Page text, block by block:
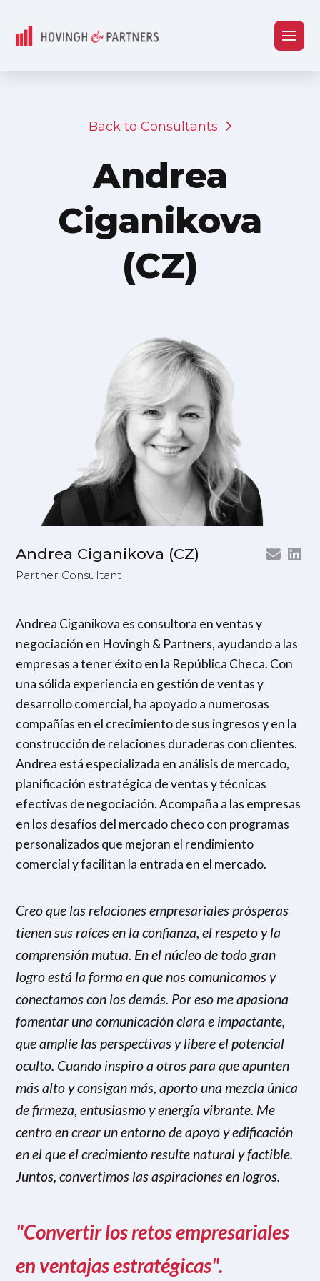
Back to Consultants
Andrea
Ciganikova
(CZ)
Andrea Ciganikova (CZ)
Partner Consultant
Andrea Ciganikova es consultora en ventas y
negociación en Hovingh & Partners, ayudando a las
empresas a tener éxito en la República Checa. Con
una sólida experiencia en gestión de ventas y
desarrollo comercial, ha apoyado a numerosas
compañías en el crecimiento de sus ingresos y en la
construcción de relaciones duraderas con clientes.
Andrea está especializada en análisis de mercado,
planificación estratégica de ventas y técnicas
efectivas de negociación. Acompaña a las empresas
en los desafíos del mercado checo con programas
personalizados que mejoran el rendimiento
comercial y facilitan la entrada en el mercado.
Creo que las relaciones empresariales prósperas
tienen sus raíces en la confianza, el respeto y la
comprensión mutua. En el núcleo de todo gran
logro está la forma en que nos comunicamos y
conectamos con los demás. Por eso me apasiona
fomentar una comunicación clara e impactante,
que amplíe las perspectivas y libere el potencial
oculto. Cuando inspiro a otros para que apunten
más alto y consigan más, aporto una mezcla única
de firmeza, entusiasmo y energía vibrante. Me
centro en crear un entorno de apoyo y edificación
en el que el crecimiento resulte natural y factible.
Juntos, convertimos las aspiraciones en logros.
"Convertir los retos empresariales
en ventajas estratégicas".